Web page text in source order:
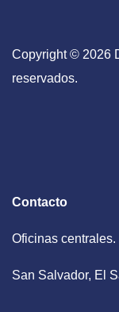
Copyright © 2026
reservados.
Contacto
Oficinas centrales.
San Salvador, El